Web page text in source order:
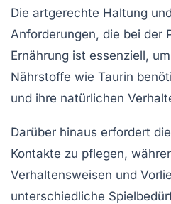
Die artgerechte Haltung
Anforderungen, die bei der
Ernährung ist essenziell,
Nährstoffe wie Taurin
und ihre natürlichen
Darüber hinaus erfordert
Kontakte zu pflegen,
Verhaltensweisen und
unterschiedliche